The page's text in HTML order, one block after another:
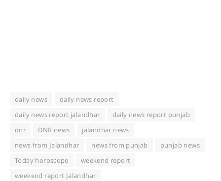
daily news
daily news report
daily news report jalandhar
daily news report punjab
dnr
DNR news
jalandhar news
news from Jalandhar
news from punjab
punjab news
Today horoscope
weekend report
weekend report Jalandhar